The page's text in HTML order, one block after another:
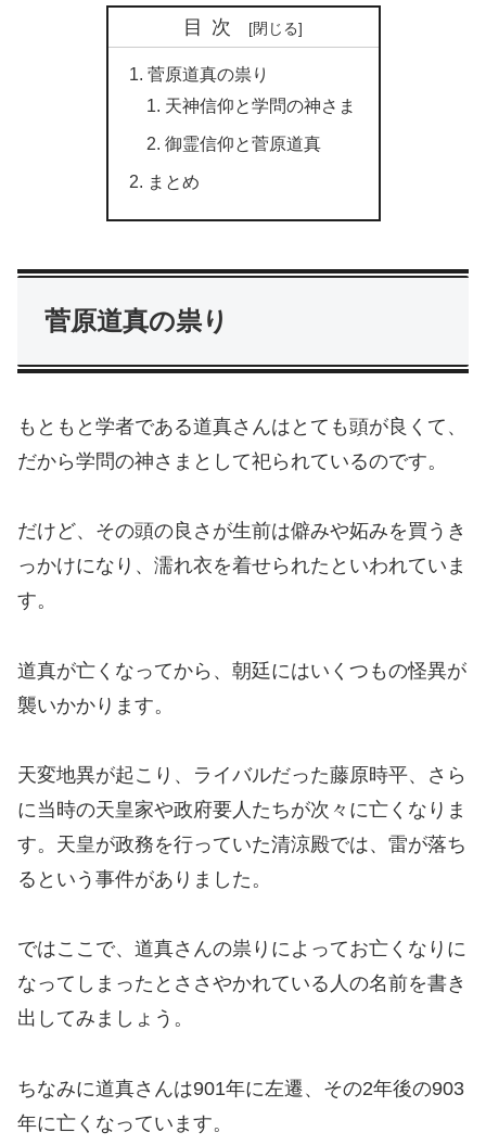
目次
菅原道真の祟り
天神信仰と学問の神さま
御霊信仰と菅原道真
まとめ
菅原道真の祟り
もともと学者である道真さんはとても頭が良くて、
だから学問の神さまとして祀られているのです。
だけど、その頭の良さが生前は僻みや妬みを買うき
っかけになり、濡れ衣を着せられたといわれていま
す。
道真が亡くなってから、朝廷にはいくつもの怪異が
襲いかかります。
天変地異が起こり、ライバルだった藤原時平、さら
に当時の天皇家や政府要人たちが次々に亡くなりま
す。天皇が政務を行っていた清涼殿では、雷が落ち
るという事件がありました。
ではここで、道真さんの祟りによってお亡くなりに
なってしまったとささやかれている人の名前を書き
出してみましょう。
ちなみに道真さんは901年に左遷、その2年後の903
年に亡くなっています。